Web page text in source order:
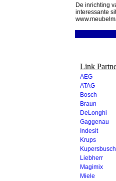
De inrichting
interessante
Link
AEG
ATAG
Bosch
Braun
DeLonghi
Gaggenau
Indesit
Krups
Liebherr
Magimix
Miele